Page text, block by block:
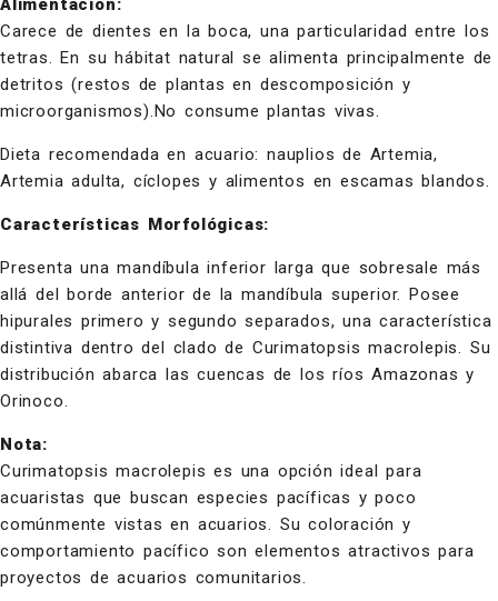
Alimentación:
Carece de dientes en la boca, una particularidad entre los
tetras. En su hábitat natural se alimenta principalmente de
detritos (restos de plantas en descomposición y
microorganismos).No consume plantas vivas.
Dieta recomendada en acuario: nauplios de Artemia,
Artemia adulta, cíclopes y alimentos en escamas blandos.
Características Morfológicas:
Presenta una mandíbula inferior larga que sobresale más
allá del borde anterior de la mandíbula superior. Posee
hipurales primero y segundo separados, una característica
distintiva dentro del clado de Curimatopsis macrolepis. Su
distribución abarca las cuencas de los ríos Amazonas y
Orinoco.
Nota:
Curimatopsis macrolepis es una opción ideal para
acuaristas que buscan especies pacíficas y poco
comúnmente vistas en acuarios. Su coloración y
comportamiento pacífico son elementos atractivos para
proyectos de acuarios comunitarios.